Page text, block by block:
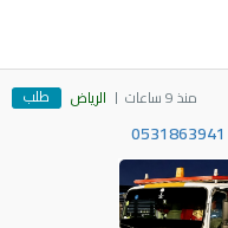
منذ 9 ساعات الرياض طلب